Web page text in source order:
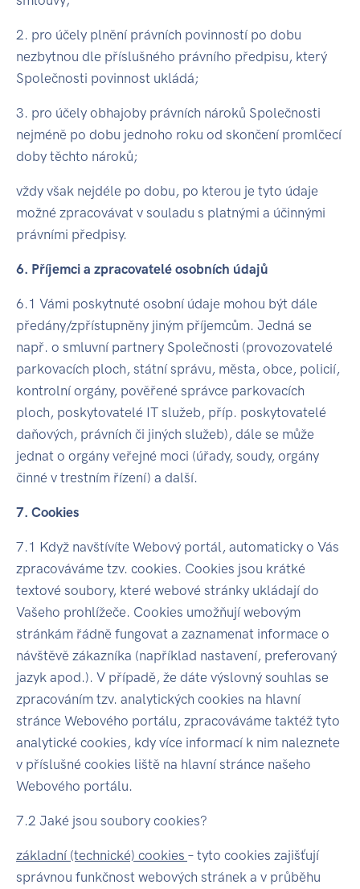
2. pro účely plnění právních povinností po dobu
nezbytnou dle příslušného právního předpisu, který
Společnosti povinnost ukládá;
3. pro účely obhajoby právních nároků Společnosti
nejméně po dobu jednoho roku od skončení promlčecí
doby těchto nároků;
vždy však nejdéle po dobu, po kterou je tyto údaje
možné zpracovávat v souladu s platnými a účinnými
právními předpisy.
6. Příjemci a zpracovatelé osobních údajů
6.1 Vámi poskytnuté osobní údaje mohou být dále
předány/zpřístupněny jiným příjemcům. Jedná se
např. o smluvní partnery Společnosti (provozovatelé
parkovacích ploch, státní správu, města, obce, policií,
kontrolní orgány, pověřené správce parkovacích
ploch, poskytovatelé IT služeb, příp. poskytovatelé
daňových, právních či jiných služeb), dále se může
jednat o orgány veřejné moci (úřady, soudy, orgány
činné v trestním řízení) a další.
7. Cookies
7.1 Když navštívíte Webový portál, automaticky o Vás
zpracováváme tzv. cookies. Cookies jsou krátké
textové soubory, které webové stránky ukládají do
Vašeho prohlížeče. Cookies umožňují webovým
stránkám řádně fungovat a zaznamenat informace o
návštěvě zákazníka (například nastavení, preferovaný
jazyk apod.). V případě, že dáte výslovný souhlas se
zpracováním tzv. analytických cookies na hlavní
stránce Webového portálu, zpracováváme taktéž tyto
analytické cookies, kdy více informací k nim naleznete
v příslušné cookies liště na hlavní stránce našeho
Webového portálu.
7.2 Jaké jsou soubory cookies?
základní (technické) cookies – tyto cookies zajišťují
správnou funkčnost webových stránek a v průběhu